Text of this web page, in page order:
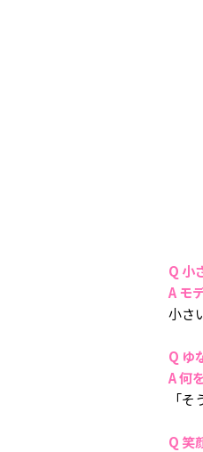
Q 小
A モ
小さ
Q ゆ
A 何
「
Q 笑